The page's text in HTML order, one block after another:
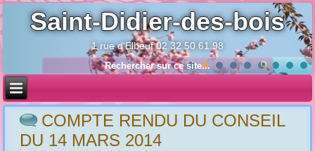
Saint-Didier-des-bois
1 rue d'Elbeuf 02 32 50 61 98
COMPTE RENDU DU CONSEIL
DU 14 MARS 2014
Année
précédente
Mois
précédent
Année
suivante
Mois
suivant